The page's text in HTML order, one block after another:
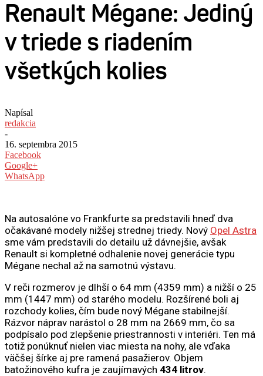
Renault Mégane: Jediný
v triede s riadením
všetkých kolies
Napísal
redakcia
-
16. septembra 2015
Facebook
Google+
WhatsApp
Na autosalóne vo Frankfurte sa predstavili hneď dva
očakávané modely nižšej strednej triedy. Nový Opel Astra
sme vám predstavili do detailu už dávnejšie, avšak
Renault si kompletné odhalenie novej generácie typu
Mégane nechal až na samotnú výstavu.
V reči rozmerov je dlhší o 64 mm (4359 mm) a nižší o 25
mm (1447 mm) od starého modelu. Rozšírené boli aj
rozchody kolies, čím bude nový Mégane stabilnejší.
Rázvor náprav narástol o 28 mm na 2669 mm, čo sa
podpísalo pod zlepšenie priestrannosti v interiéri. Ten má
totiž ponúknuť nielen viac miesta na nohy, ale vďaka
väčšej šírke aj pre ramená pasažierov. Objem
batožinového kufra je zaujímavých 434 litrov.